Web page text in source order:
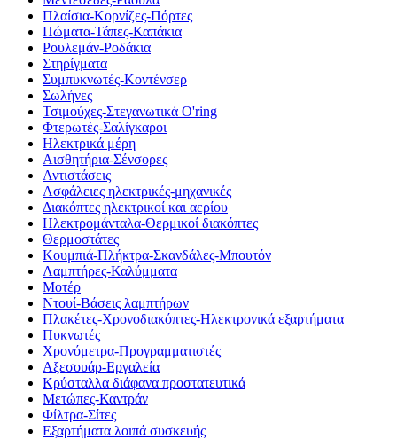
Πλαίσια-Κορνίζες-Πόρτες
Πώματα-Τάπες-Καπάκια
Ρουλεμάν-Ροδάκια
Στηρίγματα
Συμπυκνωτές-Κοντένσερ
Σωλήνες
Τσιμούχες-Στεγανωτικά O'ring
Φτερωτές-Σαλίγκαροι
Ηλεκτρικά μέρη
Αισθητήρια-Σένσορες
Αντιστάσεις
Ασφάλειες ηλεκτρικές-μηχανικές
Διακόπτες ηλεκτρικοί και αερίου
Ηλεκτρομάνταλα-Θερμικοί διακόπτες
Θερμοστάτες
Κουμπιά-Πλήκτρα-Σκανδάλες-Μπουτόν
Λαμπτήρες-Καλύμματα
Μοτέρ
Ντουί-Βάσεις λαμπτήρων
Πλακέτες-Χρονοδιακόπτες-Ηλεκτρονικά εξαρτήματα
Πυκνωτές
Χρονόμετρα-Προγραμματιστές
Αξεσουάρ-Εργαλεία
Κρύσταλλα διάφανα προστατευτικά
Μετώπες-Καντράν
Φίλτρα-Σίτες
Εξαρτήματα λοιπά συσκευής